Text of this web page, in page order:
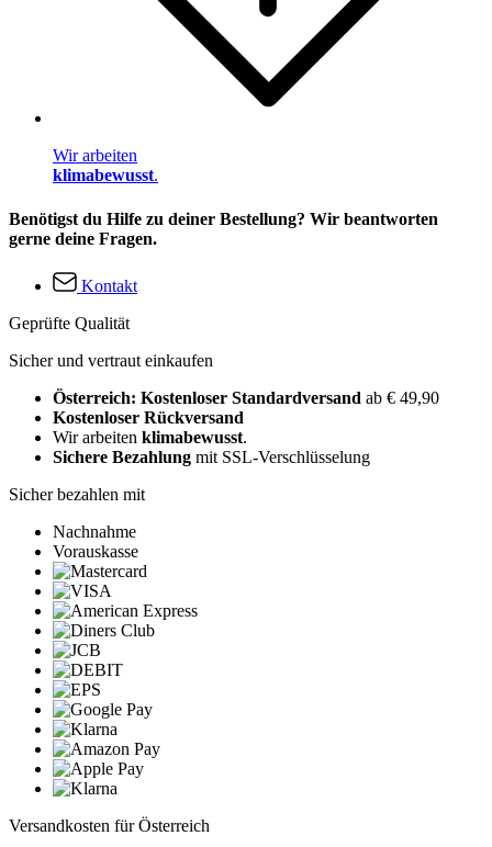
Wir arbeiten
klimabewusst.
Benötigst du Hilfe zu deiner Bestellung? Wir beantworten
gerne deine Fragen.
Kontakt
Geprüfte Qualität
Sicher und vertraut einkaufen
Österreich: Kostenloser Standardversand ab € 49,90
Kostenloser Rückversand
Wir arbeiten klimabewusst.
Sichere Bezahlung mit SSL-Verschlüsselung
Sicher bezahlen mit
Nachnahme
Vorauskasse
Versandkosten für Österreich